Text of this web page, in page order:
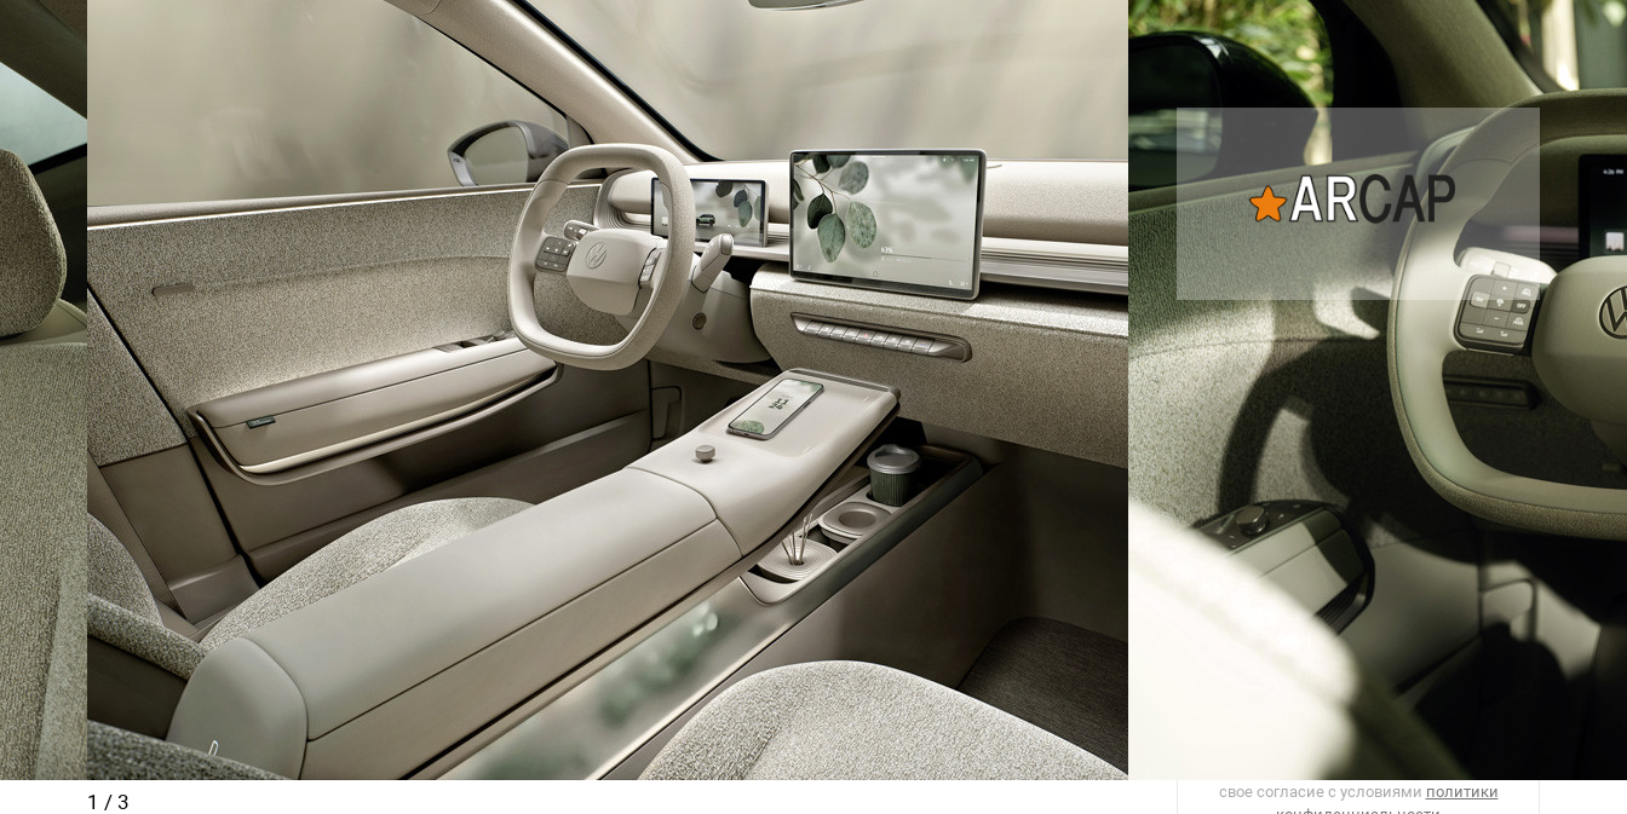
1 / 3
Наша экспертиза
подержанных автомобилей
Рассылка
Лучшие материалы Авторевю — в
вашем почтовом ящике
Предоставляя e-mail, вы подтверждаете
свое согласие с условиями политики